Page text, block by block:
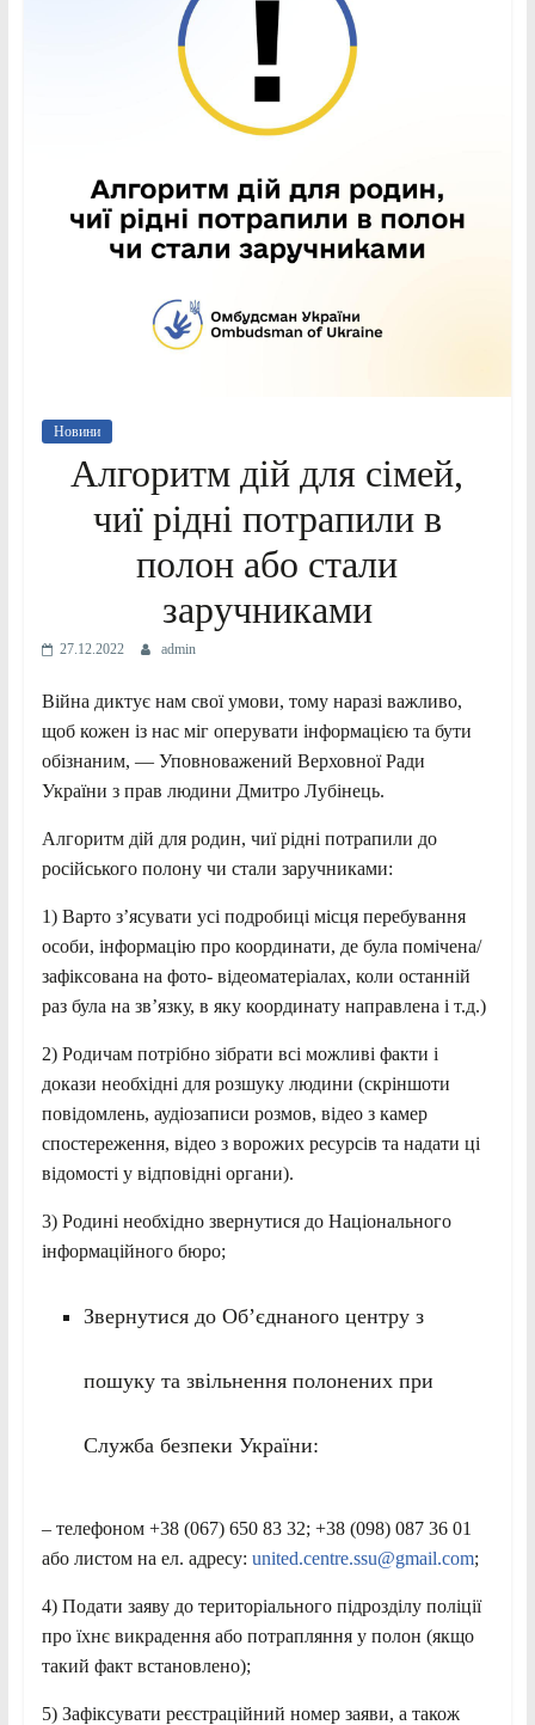
Новини
Алгоритм дій для сімей,
чиї рідні потрапили в
полон або стали
заручниками
27.12.2022 admin
Війна диктує нам свої умови, тому наразі важливо,
щоб кожен із нас міг оперувати інформацією та бути
обізнаним, — Уповноважений Верховної Ради
України з прав людини Дмитро Лубінець.
Алгоритм дій для родин, чиї рідні потрапили до
російського полону чи стали заручниками:
1) Варто з’ясувати усі подробиці місця перебування
особи, інформацію про координати, де була помічена/
зафіксована на фото- відеоматеріалах, коли останній
раз була на зв’язку, в яку координату направлена і т.д.)
2) Родичам потрібно зібрати всі можливі факти і
докази необхідні для розшуку людини (скріншоти
повідомлень, аудіозаписи розмов, відео з камер
спостереження, відео з ворожих ресурсів та надати ці
відомості у відповідні органи).
3) Родині необхідно звернутися до Національного
інформаційного бюро;
Звернутися до Об’єднаного центру з
пошуку та звільнення полонених при
Служба безпеки України:
– телефоном +38 (067) 650 83 32; +38 (098) 087 36 01
або листом на ел. адресу: united.centre.ssu@gmail.com;
4) Подати заяву до територіального підрозділу поліції
про їхнє викрадення або потрапляння у полон (якщо
такий факт встановлено);
5) Зафіксувати реєстраційний номер заяви, а також